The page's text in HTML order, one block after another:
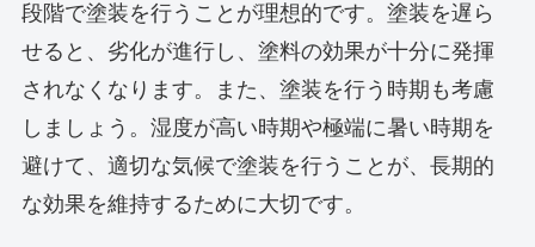
段階で塗装を行うことが理想的です。塗装を遅ら
せると、劣化が進行し、塗料の効果が十分に発揮
されなくなります。また、塗装を行う時期も考慮
しましょう。湿度が高い時期や極端に暑い時期を
避けて、適切な気候で塗装を行うことが、長期的
な効果を維持するために大切です。